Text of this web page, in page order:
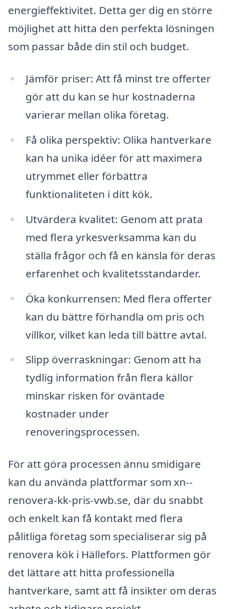
energieffektivitet. Detta ger dig en större
möjlighet att hitta den perfekta lösningen
som passar både din stil och budget.
Jämför priser: Att få minst tre offerter
gör att du kan se hur kostnaderna
varierar mellan olika företag.
Få olika perspektiv: Olika hantverkare
kan ha unika idéer för att maximera
utrymmet eller förbättra
funktionaliteten i ditt kök.
Utvärdera kvalitet: Genom att prata
med flera yrkesverksamma kan du
ställa frågor och få en känsla för deras
erfarenhet och kvalitetsstandarder.
Öka konkurrensen: Med flera offerter
kan du bättre förhandla om pris och
villkor, vilket kan leda till bättre avtal.
Slipp överraskningar: Genom att ha
tydlig information från flera källor
minskar risken för oväntade
kostnader under
renoveringsprocessen.
För att göra processen ännu smidigare
kan du använda plattformar som xn--
renovera-kk-pris-vwb.se, där du snabbt
och enkelt kan få kontakt med flera
pålitliga företag som specialiserar sig på
renovera kök i Hällefors. Plattformen gör
det lättare att hitta professionella
hantverkare, samt att få insikter om deras